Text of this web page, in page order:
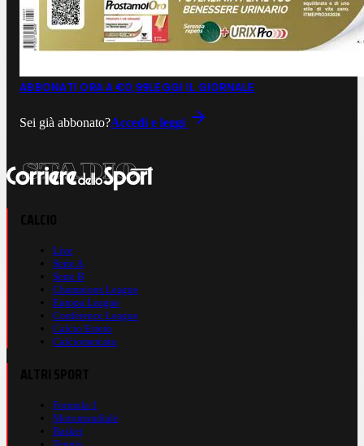
ABBONATI ORA A €0,99LEGGI IL GIORNALE
Sei già abbonato?Accedi e leggi
Live
Serie A
Serie B
Champions League
Europa League
Conference League
Calcio Estero
Calciomercato
Formula 1
Motomondiale
Basket